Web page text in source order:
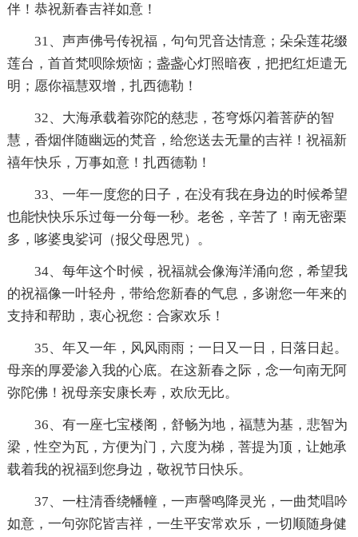
伴！恭祝新春吉祥如意！
31、声声佛号传祝福，句句咒音达情意；朵朵莲花缀
莲台，首首梵呗除烦恼；盏盏心灯照暗夜，把把红炬遣无
明；愿你福慧双增，扎西德勒！
32、大海承载着弥陀的慈悲，苍穹烁闪着菩萨的智
慧，香烟伴随幽远的梵音，给您送去无量的吉祥！祝福新
禧年快乐，万事如意！扎西德勒！
33、一年一度您的日子，在没有我在身边的时候希望
也能快快乐乐过每一分每一秒。老爸，辛苦了！南无密栗
多，哆婆曳娑诃（报父母恩咒）。
34、每年这个时候，祝福就会像海洋涌向您，希望我
的祝福像一叶轻舟，带给您新春的气息，多谢您一年来的
支持和帮助，衷心祝您：合家欢乐！
35、年又一年，风风雨雨；一日又一日，日落日起。
母亲的厚爱渗入我的心底。在这新春之际，念一句南无阿
弥陀佛！祝母亲安康长寿，欢欣无比。
36、有一座七宝楼阁，舒畅为地，福慧为基，悲智为
梁，性空为瓦，方便为门，六度为梯，菩提为顶，让她承
载着我的祝福到您身边，敬祝节日快乐。
37、一柱清香绕幡幢，一声謦鸣降灵光，一曲梵唱吟
如意，一句弥陀皆吉祥，一生平安常欢乐，一切顺随身健